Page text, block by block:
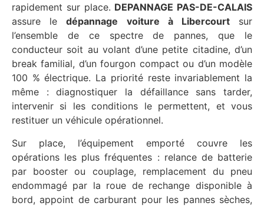
rapidement sur place. DEPANNAGE PAS-DE-CALAIS
assure ledépannage voiture à Libercourtsur
l’ensemble de ce spectre de pannes, que le
conducteur soit au volant d’une petite citadine, d’un
break familial, d’un fourgon compact ou d’un modèle
100 % électrique. La priorité reste invariablement la
même : diagnostiquer la défaillance sans tarder,
intervenir si les conditions le permettent, et vous
restituer un véhicule opérationnel.
Sur place, l’équipement emporté couvre les
opérations les plus fréquentes : relance de batterie
par booster ou couplage, remplacement du pneu
endommagé par la roue de rechange disponible à
bord, appoint de carburant pour les pannes sèches,